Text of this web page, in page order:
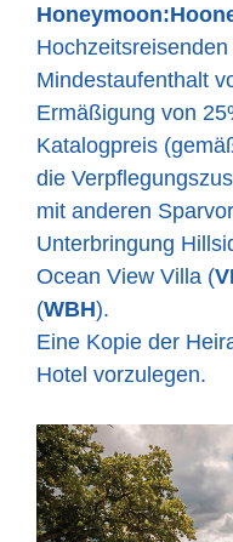
Honeymoon:
Mindestaufenthalt
Ermäßigung von
Katalogpreis
die
mit anderen
Unterbringung
Ocean View Villa (
(WBH).
Eine Kopie der
Hotel vorzulegen.